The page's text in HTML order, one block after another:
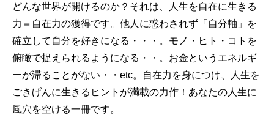
どんな世界が開けるのか？それは、人生を自在に生きる
力＝自在力の獲得です。他人に惑わされず「自分軸」を
確立して自分を好きになる・・・。モノ・ヒト・コトを
俯瞰で捉えられるようになる・・。お金というエネルギ
ーが滞ることがない・・etc。自在力を身につけ、人生を
ごきげんに生きるヒントが満載の力作！あなたの人生に
風穴を空ける一冊です。